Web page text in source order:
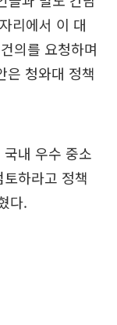
리에서 이 대
의를 요청하며
은 청와대 정책
내 우수 중소
하라고 정책
다.